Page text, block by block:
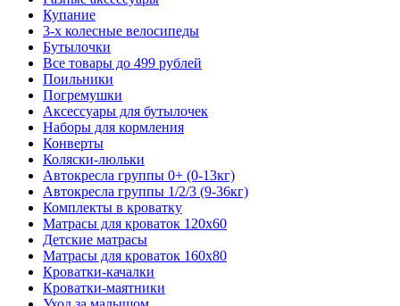
Купание
3-х колесные велосипеды
Бутылочки
Все товары до 499 рублей
Поильники
Погремушки
Аксессуары для бутылочек
Наборы для кормления
Конверты
Коляски-люльки
Автокресла группы 0+ (0-13кг)
Автокресла группы 1/2/3 (9-36кг)
Комплекты в кроватку
Матрасы для кроваток 120х60
Детские матрасы
Матрасы для кроваток 160х80
Кроватки-качалки
Кроватки-маятники